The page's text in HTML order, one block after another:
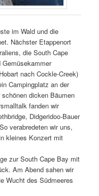
im Wald und die
Nächster Etappenort
die South Cape
Gemüsekammer
nach Cockle-Creek)
Campingplatz an der
dicken Bäumen
fanden wir
Didgeridoo-Bauer
verabredeten wir uns,
kleines Konzert mit
zur South Cape Bay mit
Am Abend sahen wir
Wucht des Südmeeres